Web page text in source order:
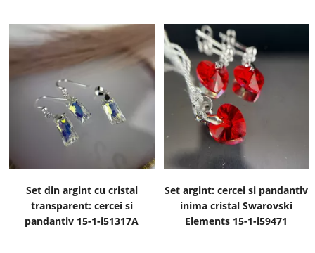
Set din argint cu cristal
transparent: cercei si
pandantiv 15-1-i51317A
Set argint: cercei si pandantiv
inima cristal Swarovski
Elements 15-1-i59471